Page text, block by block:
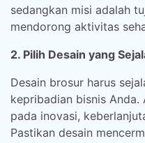
sedangkan misi adalah
mendorong aktivitas
2. Pilih Desain yang
Desain brosur harus
kepribadian bisnis
pada inovasi,
Pastikan desain